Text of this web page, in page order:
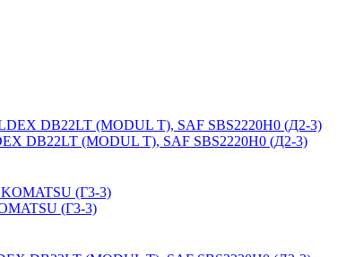
DB22LT (MODUL T), SAF SBS2220H0 (Д2-3)
(Г3-3)